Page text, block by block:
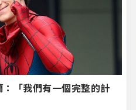
「我們有一個完整的計